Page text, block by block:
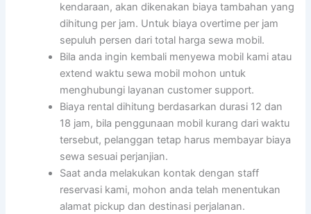
kendaraan, akan dikenakan biaya tambahan yang
dihitung per jam. Untuk biaya overtime per jam
sepuluh persen dari total harga sewa mobil.
Bila anda ingin kembali menyewa mobil kami atau
extend waktu sewa mobil mohon untuk
menghubungi layanan customer support.
Biaya rental dihitung berdasarkan durasi 12 dan
18 jam, bila penggunaan mobil kurang dari waktu
tersebut, pelanggan tetap harus membayar biaya
sewa sesuai perjanjian.
Saat anda melakukan kontak dengan staff
reservasi kami, mohon anda telah menentukan
alamat pickup dan destinasi perjalanan.